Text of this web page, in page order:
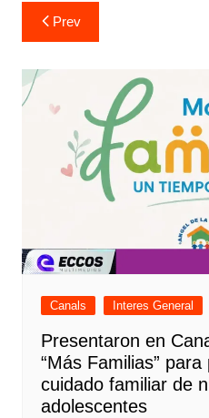
Navegación
de
entradas
Prev
Canals Interes General
Presentaron en
“Más Familias” para
cuidado familiar de
adolescentes